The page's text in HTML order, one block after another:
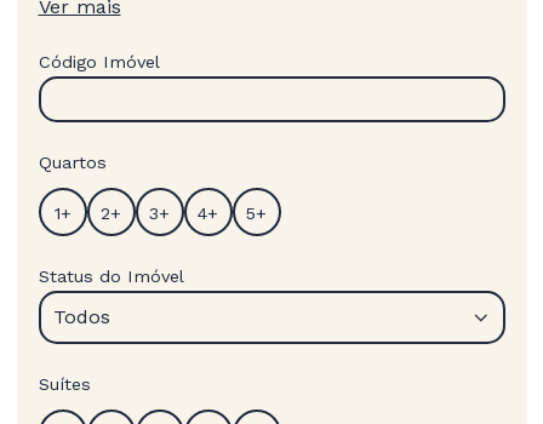
Ver mais
Código Imóvel
Quartos
Status do Imóvel
Todos
Suítes